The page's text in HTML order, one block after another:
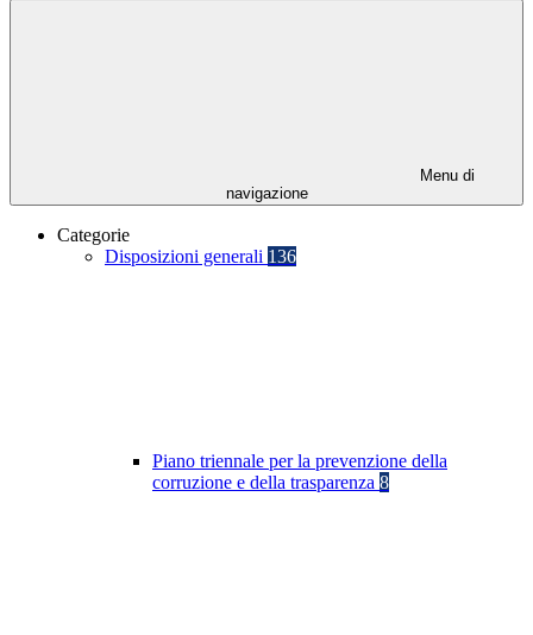
Menu di
navigazione
Categorie
Disposizioni generali 136
Piano triennale per la prevenzione della
corruzione e della trasparenza 8